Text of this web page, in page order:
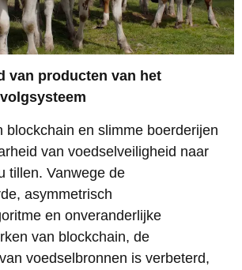
van producten van het
blockchain en slimme boerderijen
van voedselveiligheid naar
tillen. Vanwege de
asymmetrisch
en onveranderlijke
van blockchain, de
voedselbronnen is verbeterd,